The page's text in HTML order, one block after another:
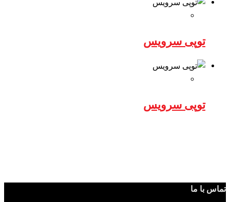
توپی سرویس
توپی سرویس
تماس با ما